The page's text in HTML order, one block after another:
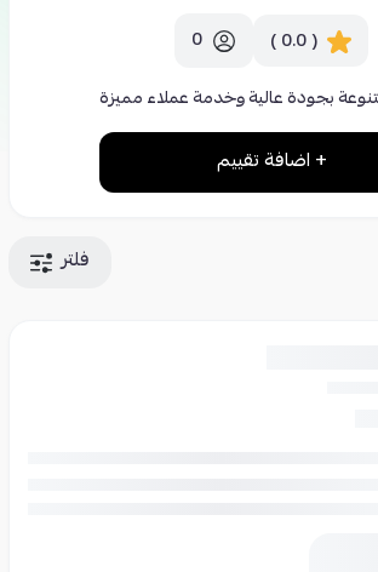
( 0.0 )
0
بجودة عالية وخدمة عملاء مميزة
+ اضافة تقييم
فلتر